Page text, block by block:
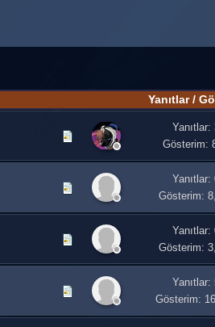
Yanıtlar/
Yanıtlar:
Gösterim:
Yanıtlar:
Gösterim:
Yanıtlar:
Gösterim:
Yanıtlar:
Gösterim: